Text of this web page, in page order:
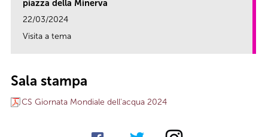
piazza della Minerva
22/03/2024
Visita a tema
Sala stampa
CS Giornata Mondiale dell'acqua 2024